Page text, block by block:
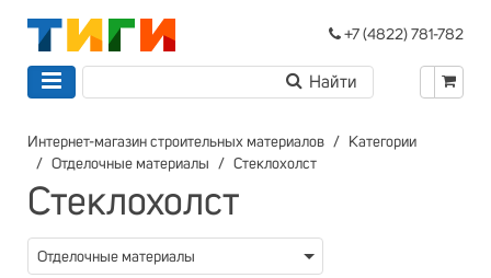
+7 (4822) 781-782
Интернет-магазин строительных материалов
Категории
Отделочные материалы
Стеклохолст
Стеклохолст
Отделочные материалы